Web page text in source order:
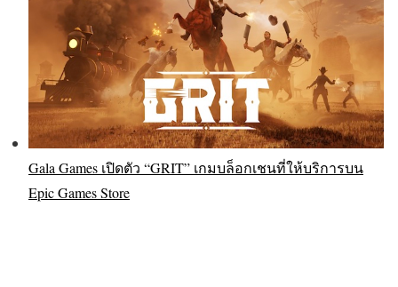
Gala Games เปิดตัว “GRIT” เกมบล็อกเชนที่ให้บริการบน
Epic Games Store